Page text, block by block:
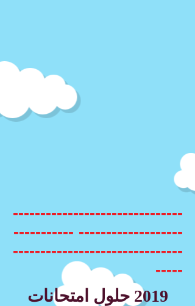
-------------------------------
------------------- -----------
-------------------------------
-----
2019 حلول امتحانات